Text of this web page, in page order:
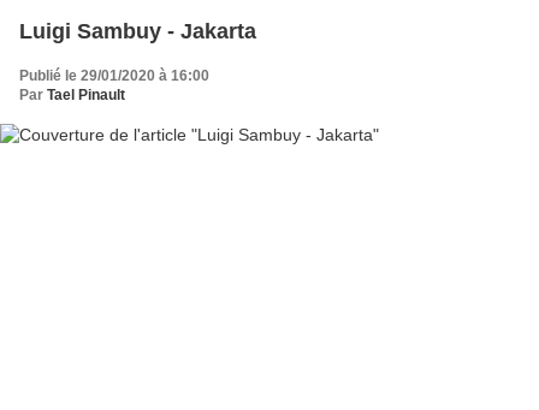
Luigi Sambuy - Jakarta
Publié le 29/01/2020 à 16:00
Par Tael Pinault